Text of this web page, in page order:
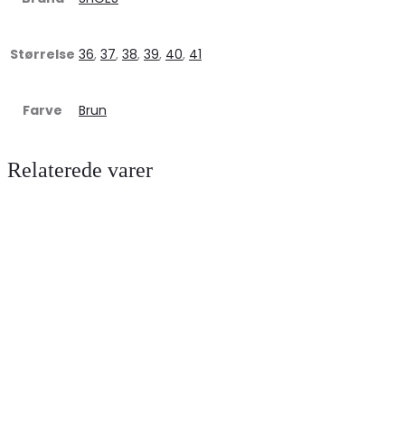
Størrelse 36, 37, 38, 39, 40, 41
Farve Brun
Relaterede varer